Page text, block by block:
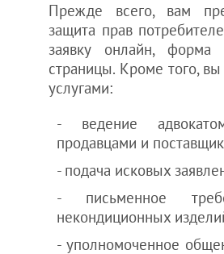
Прежде всего, вам
защита прав
заявку онлайн,
страницы. Кроме того,
услугами:
- ведение
продавцами и
- подача исковых
- письменное
некондиционных
- уполномоченное